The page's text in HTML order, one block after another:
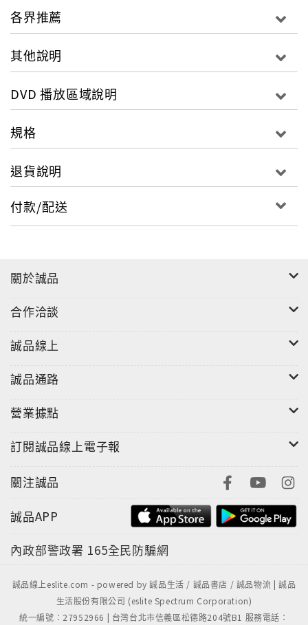
卻要徹底改變他的生活模式？
生活及學習環境。於是，情感放蕩的貝卓收斂他的玩
別說是男同志的情感生活了，他決定留下好印象，當一
然而就當這一切都按照計畫上了軌道，來自印度的噩耗
打亂原來的如意算盤，貝卓得知他姊姊與男友，在印度
因為涉及毒品交易而遭逮捕，得在監獄待個幾年。然而
當初姊姊托付貝卓照顧伯納多的約定，看來必須延長，
而且還不知道得延長多久....伯納多的教養問題以及學校
的特殊情誼，甚至比父子還更親密，這樣的親情溫暖讓
權，因為他不想讓伯納多和一個同性戀男人生活在一
像，這一段真情流露的親情，令人感動不已。
紐約時報Stephen Holden：「一部充滿人生智慧的輕
鬆喜劇。」
底特律自由報John Monaghan：「細膩描繪人心的電
影，令人感動不已。」
芝加哥論壇報Jessica Reaves：「一部讓你愛上家庭倫
理電影的好片」
舊金山紀事報Ruthe Stein：「值得令人讚賞的誠意之
作，令人感動、歡笑之餘卻又真實反映人生！」
村聲雜誌：「熊哥叔叔要比一般的同志喜劇來的聰明多
Christian Science Monito：「充滿人性光輝的西班牙
各界推薦
其他說明
DVD 播放區域說明
規格
退貨說明
付款/配送
關於誠品
合作洽談
誠品線上
誠品通路
營業據點
訂閱誠品線上電子報
關注誠品
誠品APP
內政部警政署 165全民防騙網
誠品線上eslite.com - powered by 誠品生活 / 誠品書店 / 誠品物流 | 誠品
生活股份有限公司 (eslite Spectrum Corporation)
統一編號：27952966 | 台灣台北市信義區松德路204號B1 服務電話：